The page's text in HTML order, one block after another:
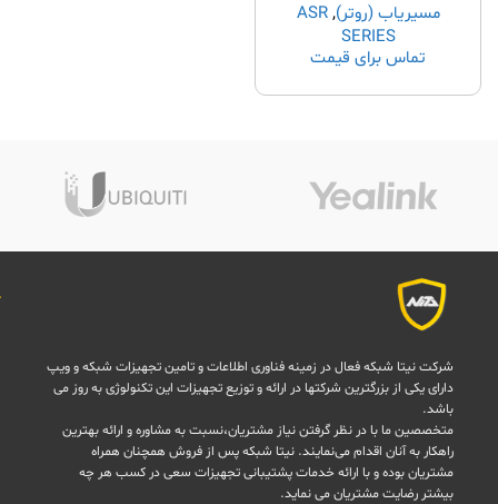
مسیریاب (روتر),
ASR
SERIES
تماس برای قیمت
شرکت نیتا شبکه فعال در زمینه فناوری اطلاعات و تامین تجهیزات شبکه و ویپ
دارای یکی از بزرگترین شرکتها در ارائه و توزیع تجهیزات این تکنولوژی به روز می
باشد.
متخصصین ما با در نظر گرفتن نیاز مشتریان،نسبت به مشاوره و ارائه بهترین
راهکار به آنان اقدام می‌نمایند. نیتا شبکه پس از فروش همچنان همراه
مشتریان بوده و با ارائه خدمات پشتیبانی تجهیزات سعی در کسب هر چه
بیشتر رضایت مشتریان می نماید.